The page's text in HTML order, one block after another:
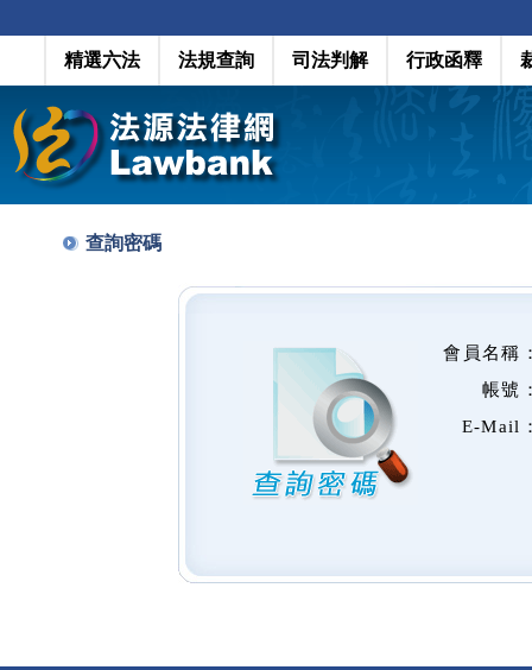
精選六法 法規查詢 司法判解 行政函釋
查詢密碼
會員名稱
帳號
E-Mail